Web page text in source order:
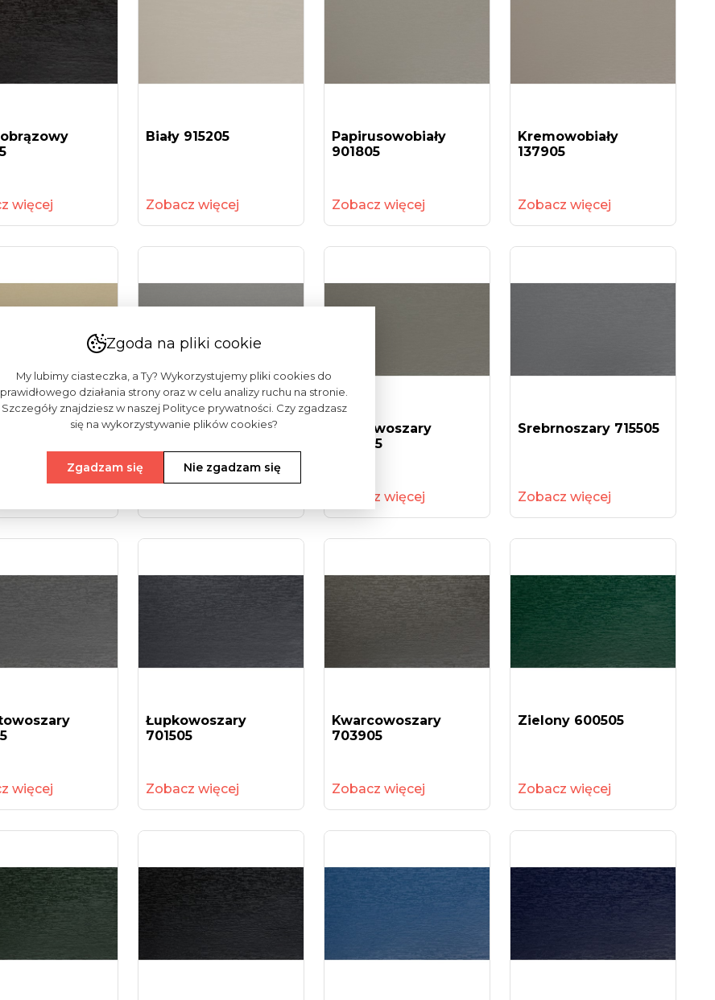
więcej
Biały 915205
Zobacz więcej
Papirusowobiały
901805
Zobacz więcej
Kremowobiały
137905
Zobacz więcej
101505
więcej
Jasnoszary 725105
Agatowoszary
703805
Zobacz więcej
Srebrnoszary 715505
Zobacz więcej
więcej
Łupkowoszary
701505
Zobacz więcej
Kwarcowoszary
703905
Zobacz więcej
Zielony 600505
Zobacz więcej
Zgoda na pliki cookie
My lubimy ciasteczka, a Ty? Wykorzystujemy pliki cookies do
prawidłowego działania strony oraz w celu analizy ruchu na stronie.
Szczegóły znajdziesz w naszej Polityce prywatności. Czy zgadzasz
się na wykorzystywanie plików cookies?
Zgadzam się Nie zgadzam się